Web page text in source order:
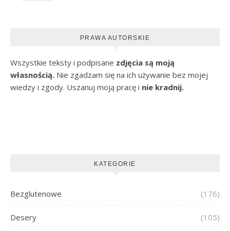
PRAWA AUTORSKIE
Wszystkie teksty i podpisane zdjęcia są moją
własnością. Nie zgadzam się na ich używanie bez mojej
wiedzy i zgody. Uszanuj moją pracę i nie kradnij.
KATEGORIE
Bezglutenowe (176)
Desery (105)